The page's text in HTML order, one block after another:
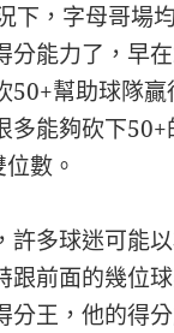
下，字母哥場
能力了，早
50+幫助球隊
多能夠砍下
數。
許多球迷可能
跟前面的幾位
分王，他的得